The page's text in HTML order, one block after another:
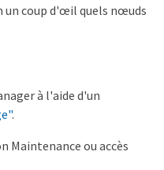
un coup d'œil quels nœuds
à l'aide d'un
.
Maintenance ou accès